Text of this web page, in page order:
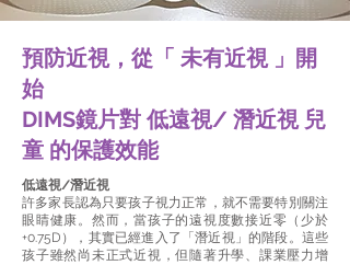
預防近視，從「 未有近視 」開
始
DIMS鏡片對 低遠視/ 潛近視 兒
童 的保護效能
低遠視/潛近視
許多家長認為只要孩子視力正常，就不需要特別關注
眼睛健康。然而，當孩子的遠視度數接近零（少於
+0.75D），其實已經進入了「潛近視」的階段。這些
孩子雖然尚未正式近視，但隨著升學、課業壓力增